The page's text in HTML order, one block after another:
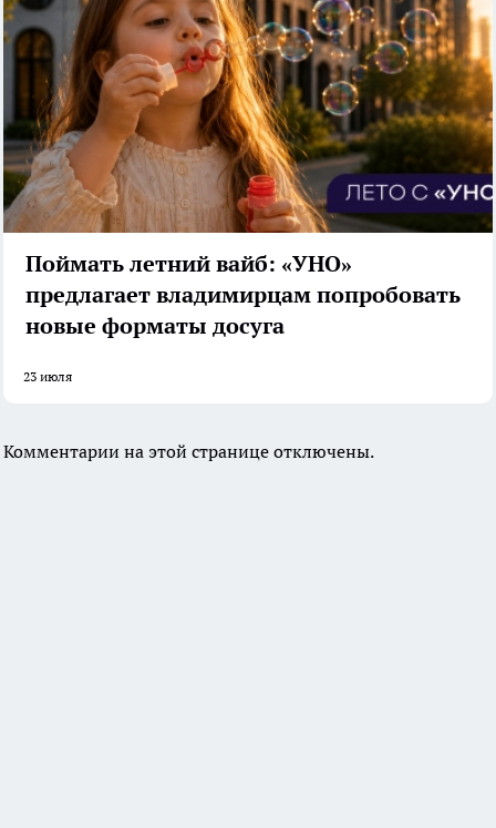
Поймать летний вайб: «УНО»
предлагает владимирцам попробовать
новые форматы досуга
23 июля
Комментарии на этой странице отключены.